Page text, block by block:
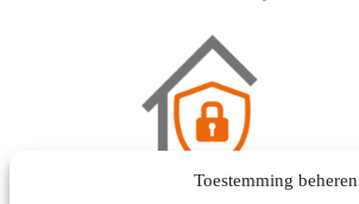
Toestemming beheren